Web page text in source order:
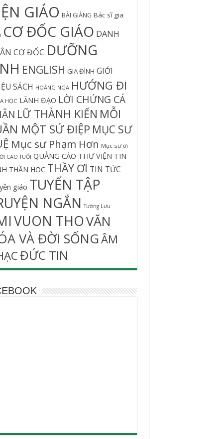
GIÁO BÀI GIẢNG Bác sĩ gia
CƠ ĐỐC GIÁO DANH
CƠ ĐỐC DƯỠNG
ENGLISH GIA ĐÌNH GIỚI
SÁCH HOÀNG NGA HƯỚNG ĐI
HỌC LÃNH ĐẠO LỜI CHỨNG CÁ
LỮ THÀNH KIẾN MỖI
MỘT SỨ ĐIỆP MỤC SƯ
Mục sư Phạm Hơn Mục sư ơi
CAO TUỔI QUẢNG CÁO THƯ VIỆN TIN
THẦN HỌC THẦY ƠI TIN TỨC
giáo TUYỂN TẬP
NGẮN Tường Lưu
VUON THOVĂN
VÀ ĐỜI SỐNGÂM
ĐỨC TIN